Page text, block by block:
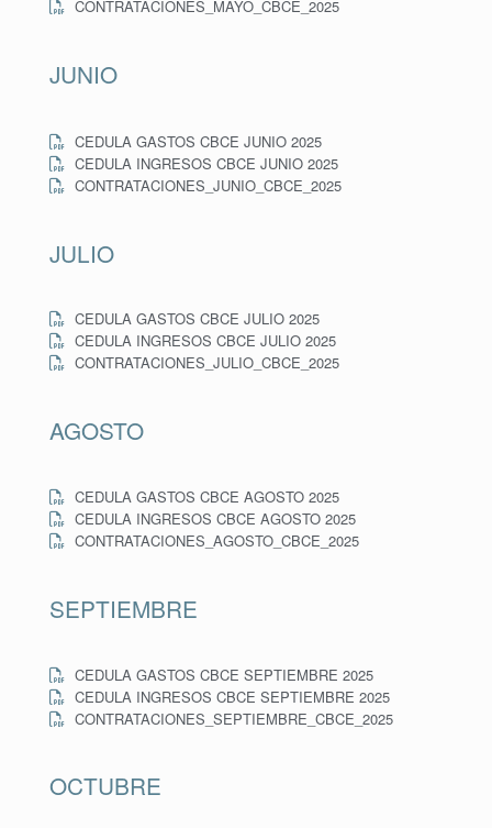
CONTRATACIONES_MAYO_CBCE_2025
JUNIO
CEDULA GASTOS CBCE JUNIO 2025
CEDULA INGRESOS CBCE JUNIO 2025
CONTRATACIONES_JUNIO_CBCE_2025
JULIO
CEDULA GASTOS CBCE JULIO 2025
CEDULA INGRESOS CBCE JULIO 2025
CONTRATACIONES_JULIO_CBCE_2025
AGOSTO
CEDULA GASTOS CBCE AGOSTO 2025
CEDULA INGRESOS CBCE AGOSTO 2025
CONTRATACIONES_AGOSTO_CBCE_2025
SEPTIEMBRE
CEDULA GASTOS CBCE SEPTIEMBRE 2025
CEDULA INGRESOS CBCE SEPTIEMBRE 2025
CONTRATACIONES_SEPTIEMBRE_CBCE_2025
OCTUBRE